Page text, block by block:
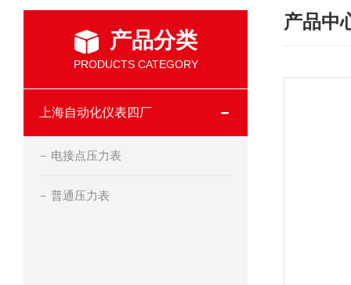
产品分类
PRODUCTS CATEGORY
上海自动化仪表四厂
电接点压力表
普通压力表
产品中